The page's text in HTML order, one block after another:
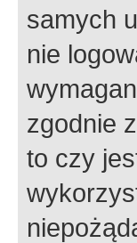
samych
nie
zgodnie
to czy